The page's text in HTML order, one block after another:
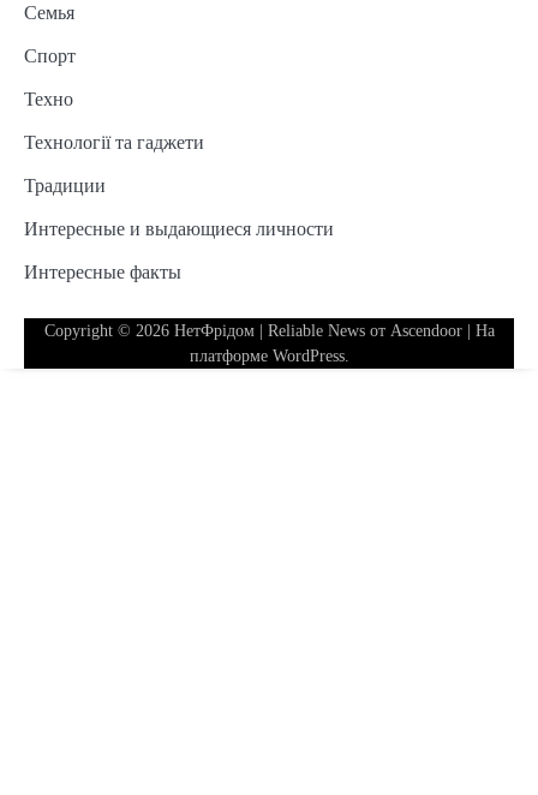
Семья
Спорт
Техно
Технології та гаджети
Традиции
Интересные и выдающиеся личности
Интересные факты
Copyright © 2026 НетФрідом| Reliable News от Ascendoor| На
платформе WordPress.